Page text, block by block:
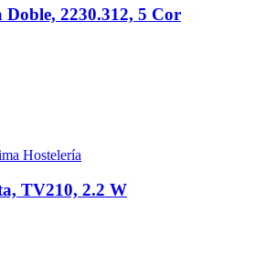
Doble, 2230.312, 5 Cor
Hostelería
TV210, 2.2 W